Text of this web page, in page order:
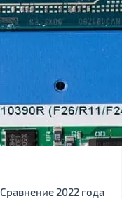
2022 года